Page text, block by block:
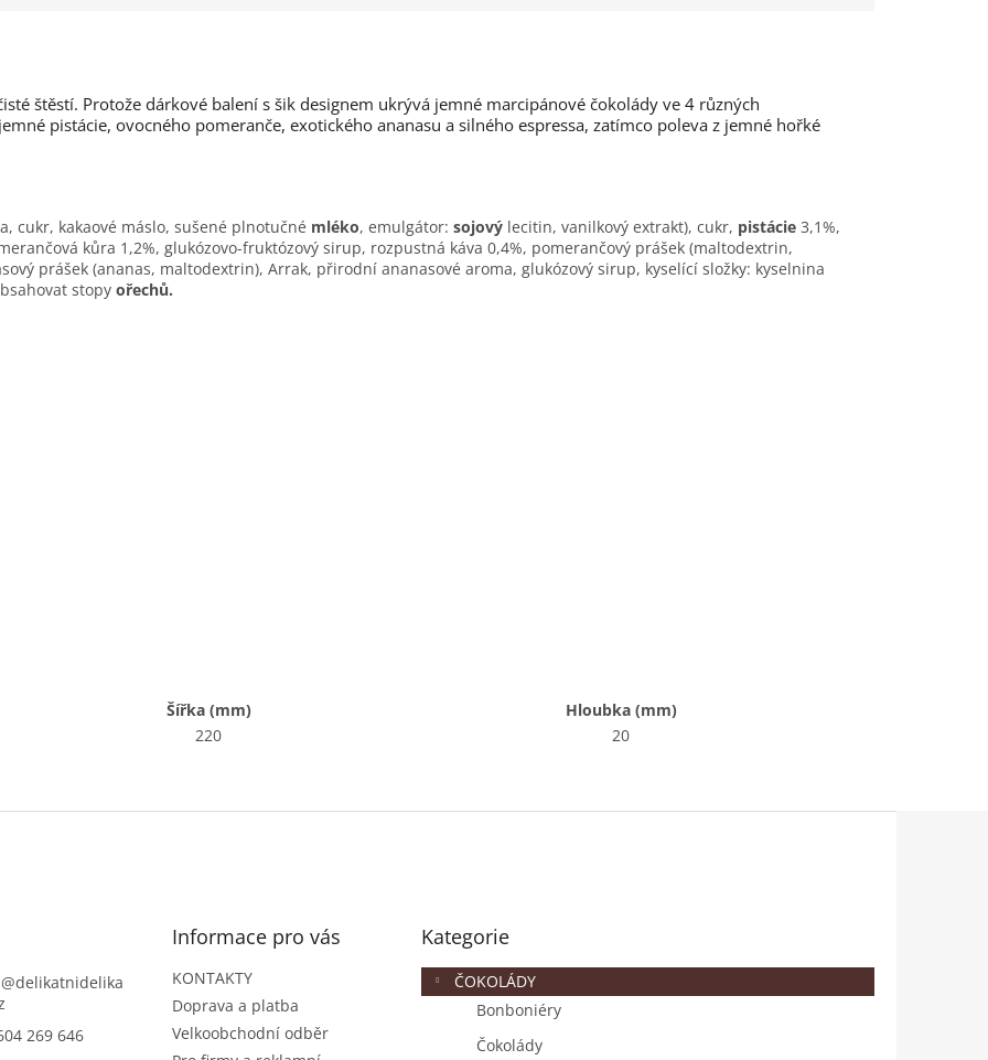
štěstí. Protože dárkové balení s šik designem ukrývá jemné marcipánové čokolády ve 4 různých
pistácie, ovocného pomeranče, exotického ananasu a silného espressa, zatímco poleva z jemné hořké
cukr, kakaové máslo, sušené plnotučné mléko, emulgátor: sojový lecitin, vanilkový extrakt), cukr, pistácie 3,1%,
kůra 1,2%, glukózovo-fruktózový sirup, rozpustná káva 0,4%, pomerančový prášek (maltodextrin,
prášek (ananas, maltodextrin), Arrak, přirodní ananasové aroma, glukózový sirup, kyselící složky: kyselnina
stopy ořechů.
Šířka (mm)
Hloubka (mm)
220
20
@delikatnidelika
269 646
Informace pro vás
KONTAKTY
Doprava a platba
Velkoobchodní odběr
kategorie
Kategorie
ČOKOLÁDY
Bonboniéry
Čokolády